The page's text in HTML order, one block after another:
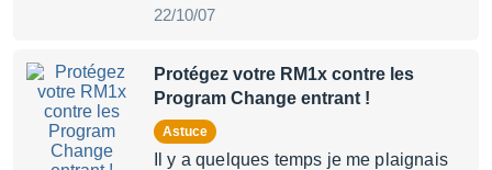
22/10/07
Protégez votre RM1x contre les
Program Change entrant !
Astuce
Il y a quelques temps je me plaignais